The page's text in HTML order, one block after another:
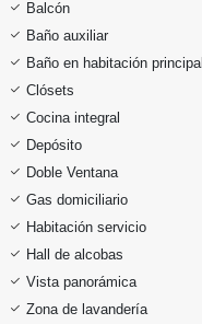
Balcón
Baño auxiliar
Baño en habitación principal
Clósets
Cocina integral
Depósito
Doble Ventana
Gas domiciliario
Habitación servicio
Hall de alcobas
Vista panorámica
Zona de lavandería